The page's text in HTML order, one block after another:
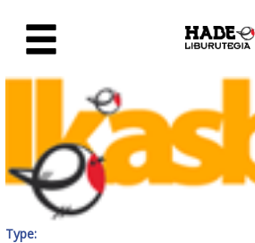
New Books Card -
Type: